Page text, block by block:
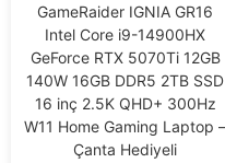
GameRaider IGNIA GR16
Intel Core i9-14900HX
GeForce RTX 5070Ti 12GB
140W 16GB DDR5 2TB SSD
16 inç 2.5K QHD+ 300Hz
W11 Home Gaming Laptop –
Çanta Hediyeli